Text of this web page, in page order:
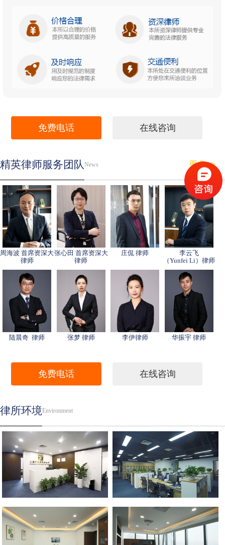
免费电话 在线咨询
精英律师服务团队 News 更多>>
周海波 首席资深大
律师
张心田 首席资深大
律师
庄侃 律师
李云飞
（Yunfei Li）律师
陆晨奇 律师 张梦 律师 李伊律师 华振宇 律师
免费电话 在线咨询
律所环境Environment